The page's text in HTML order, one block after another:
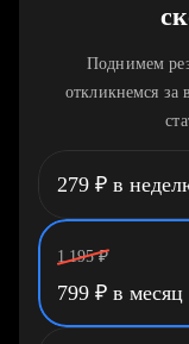
Поднимем
откликнемся
279 ₽ в
1 195 ₽
799 ₽ в месяц